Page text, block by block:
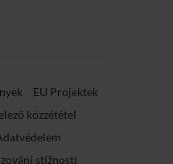
EU Projektek
közzététel
stížností